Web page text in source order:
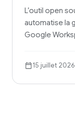
L’outil open
automatise la
Google
15 juillet 2026